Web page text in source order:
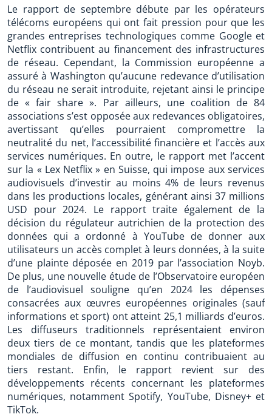
Le rapport de septembre débute par les opérateurs
télécoms européens qui ont fait pression pour que les
grandes entreprises technologiques comme Google et
Netflix contribuent au financement des infrastructures
de réseau. Cependant, la Commission européenne a
assuré à Washington qu’aucune redevance d’utilisation
du réseau ne serait introduite, rejetant ainsi le principe
de « fair share ». Par ailleurs, une coalition de 84
associations s’est opposée aux redevances obligatoires,
avertissant qu’elles pourraient compromettre la
neutralité du net, l’accessibilité financière et l’accès aux
services numériques. En outre, le rapport met l’accent
sur la « Lex Netflix » en Suisse, qui impose aux services
audiovisuels d’investir au moins 4% de leurs revenus
dans les productions locales, générant ainsi 37 millions
USD pour 2024. Le rapport traite également de la
décision du régulateur autrichien de la protection des
données qui a ordonné à YouTube de donner aux
utilisateurs un accès complet à leurs données, à la suite
d’une plainte déposée en 2019 par l’association Noyb.
De plus, une nouvelle étude de l’Observatoire européen
de l’audiovisuel souligne qu’en 2024 les dépenses
consacrées aux œuvres européennes originales (sauf
informations et sport) ont atteint 25,1 milliards d’euros.
Les diffuseurs traditionnels représentaient environ
deux tiers de ce montant, tandis que les plateformes
mondiales de diffusion en continu contribuaient au
tiers restant. Enfin, le rapport revient sur des
développements récents concernant les plateformes
numériques, notamment Spotify, YouTube, Disney+ et
TikTok.